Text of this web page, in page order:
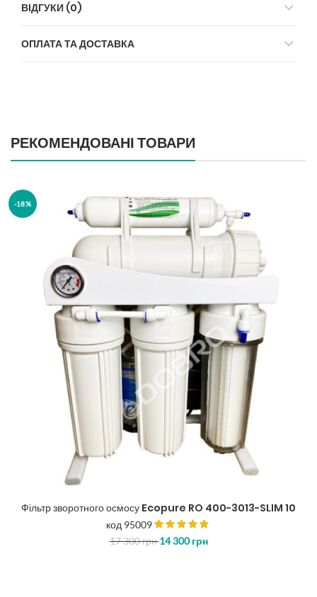
ВІДГУКИ (0)
ОПЛАТА ТА ДОСТАВКА
РЕКОМЕНДОВАНІ ТОВАРИ
-18%
Фільтр зворотного осмосу Ecopure RO 400-3013-SLIM 10
код 95009
17 300грн14 300грн